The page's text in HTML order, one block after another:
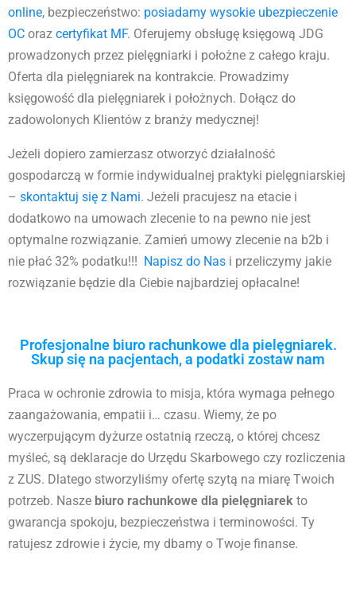
online, bezpieczeństwo: posiadamy wysokie ubezpieczenie
OC oraz certyfikat MF. Oferujemy obsługę księgową JDG
prowadzonych przez pielęgniarki i położne z całego kraju.
Oferta dla pielęgniarek na kontrakcie. Prowadzimy
księgowość dla pielęgniarek i położnych. Dołącz do
zadowolonych Klientów z branży medycznej!
Jeżeli dopiero zamierzasz otworzyć działalność
gospodarczą w formie indywidualnej praktyki pielęgniarskiej
– skontaktuj się z Nami. Jeżeli pracujesz na etacie i
dodatkowo na umowach zlecenie to na pewno nie jest
optymalne rozwiązanie. Zamień umowy zlecenie na b2b i
nie płać 32% podatku!!! Napisz do Nas i przeliczymy jakie
rozwiązanie będzie dla Ciebie najbardziej opłacalne!
Profesjonalne biuro rachunkowe dla pielęgniarek.
Skup się na pacjentach, a podatki zostaw nam
Praca w ochronie zdrowia to misja, która wymaga pełnego
zaangażowania, empatii i… czasu. Wiemy, że po
wyczerpującym dyżurze ostatnią rzeczą, o której chcesz
myśleć, są deklaracje do Urzędu Skarbowego czy rozliczenia
z ZUS. Dlatego stworzyliśmy ofertę szytą na miarę Twoich
potrzeb. Nasze biuro rachunkowe dla pielęgniarek to
gwarancja spokoju, bezpieczeństwa i terminowości. Ty
ratujesz zdrowie i życie, my dbamy o Twoje finanse.